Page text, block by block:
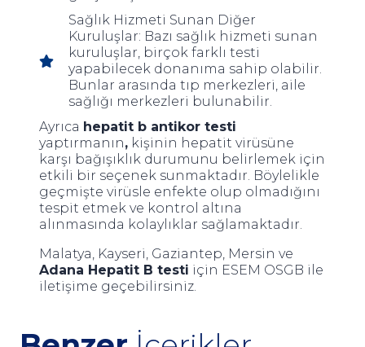
Sağlık Hizmeti Sunan Diğer
Kuruluşlar: Bazı sağlık hizmeti sunan
kuruluşlar, birçok farklı testi
yapabilecek donanıma sahip olabilir.
Bunlar arasında tıp merkezleri, aile
sağlığı merkezleri bulunabilir.
Ayrıca hepatit b antikor testi
yaptırmanın, kişinin hepatit virüsüne
karşı bağışıklık durumunu belirlemek için
etkili bir seçenek sunmaktadır. Böylelikle
geçmişte virüsle enfekte olup olmadığını
tespit etmek ve kontrol altına
alınmasında kolaylıklar sağlamaktadır.
Malatya, Kayseri, Gaziantep, Mersin ve
Adana Hepatit B testi için ESEM OSGB ile
iletişime geçebilirsiniz.